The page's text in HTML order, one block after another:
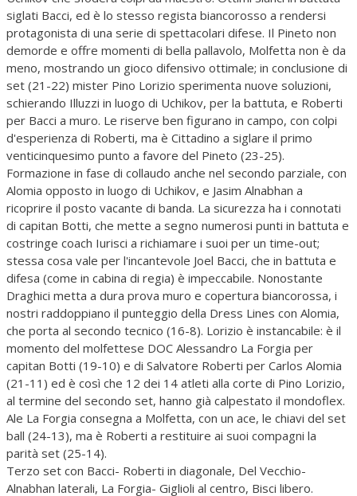
siglati Bacci, ed è lo stesso regista biancorosso a rendersi
protagonista di una serie di spettacolari difese. Il Pineto non
demorde e offre momenti di bella pallavolo, Molfetta non è da
meno, mostrando un gioco difensivo ottimale; in conclusione di
set (21-22) mister Pino Lorizio sperimenta nuove soluzioni,
schierando Illuzzi in luogo di Uchikov, per la battuta, e Roberti
per Bacci a muro. Le riserve ben figurano in campo, con colpi
d'esperienza di Roberti, ma è Cittadino a siglare il primo
venticinquesimo punto a favore del Pineto (23-25).
Formazione in fase di collaudo anche nel secondo parziale, con
Alomia opposto in luogo di Uchikov, e Jasim Alnabhan a
ricoprire il posto vacante di banda. La sicurezza ha i connotati
di capitan Botti, che mette a segno numerosi punti in battuta e
costringe coach Iurisci a richiamare i suoi per un time-out;
stessa cosa vale per l'incantevole Joel Bacci, che in battuta e
difesa (come in cabina di regia) è impeccabile. Nonostante
Draghici metta a dura prova muro e copertura biancorossa, i
nostri raddoppiano il punteggio della Dress Lines con Alomia,
che porta al secondo tecnico (16-8). Lorizio è instancabile: è il
momento del molfettese DOC Alessandro La Forgia per
capitan Botti (19-10) e di Salvatore Roberti per Carlos Alomia
(21-11) ed è così che 12 dei 14 atleti alla corte di Pino Lorizio,
al termine del secondo set, hanno già calpestato il mondoflex.
Ale La Forgia consegna a Molfetta, con un ace, le chiavi del set
ball (24-13), ma è Roberti a restituire ai suoi compagni la
parità set (25-14).
Terzo set con Bacci- Roberti in diagonale, Del Vecchio-
Alnabhan laterali, La Forgia- Giglioli al centro, Bisci libero.